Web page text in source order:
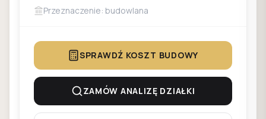
Przeznaczenie: budowlana
SPRAWDŹ KOSZT BUDOWY
ZAMÓW ANALIZĘ DZIAŁKI